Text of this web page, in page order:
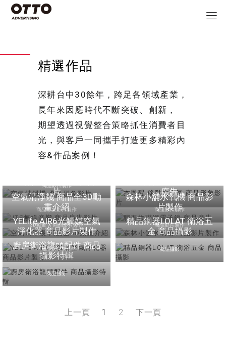
精選作品
深耕台中30餘年，跨足各領域產業，
長年來因應時代不斷突破、創新，
期望透過視覺整合策略抓住消費者目
光，與客戶一同攜手打造更多精彩內
容&作品案例！
空氣清淨機 產品形象影
商品影片製作
商品影片製作
片
商品形象影片製作
廣告
商品影片製作
空氣清淨幾 商品全3D動
畫介紹
3D動畫 X 商品影片製作
森林小舖水氧機 商品影
片製作
商品影片製作
YELife AIR6光觸媒空氣
淨化器 商品影片製作
商品影片製作
精品銅器LOLAT 衛浴五
金 商品攝影
商品攝影
廚房衛浴龍頭配件 商品
攝影特輯
商品攝影
上一頁 1 2 下一頁